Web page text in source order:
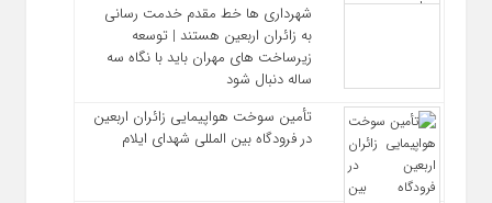
شهرداری‌ ها خط مقدم خدمت ‌رسانی
به زائران اربعین هستند | توسعه
زیرساخت ‌های مهران باید با نگاه سه‌
ساله دنبال شود
تأمین سوخت هواپیمایی زائران اربعین
در فرودگاه بین المللی شهدای ایلام